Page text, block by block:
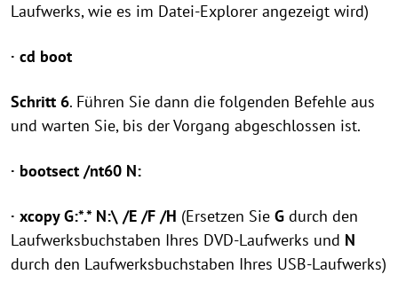
Laufwerks, wie es im Datei-Explorer angezeigt wird)
· cd boot
Schritt 6. Führen Sie dann die folgenden Befehle aus
und warten Sie, bis der Vorgang abgeschlossen ist.
· bootsect /nt60 N:
· xcopy G:*.* N:\ /E /F /H (Ersetzen Sie G durch den
Laufwerksbuchstaben Ihres DVD-Laufwerks und N
durch den Laufwerksbuchstaben Ihres USB-Laufwerks)